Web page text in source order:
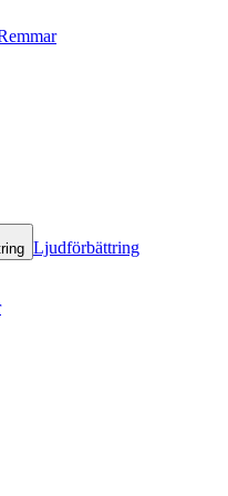
Ljudförbättring